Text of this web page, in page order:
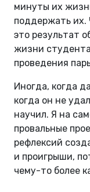
минуты их
поддержать их.
это результат
жизни
проведения
Иногда, когда
когда он не
научил. Я на
провальные
рефлексий
и проигрыши,
чему-то более